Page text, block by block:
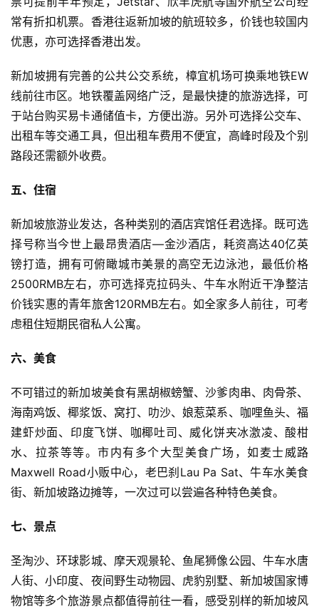
常有折扣机票。香港往返新加坡的航班较多，价钱也较国内
优惠，亦可选择香港出发。
新加坡拥有完善的公共公交系统，樟宜机场可换乘地铁EW
线前往市区。地铁覆盖网络广泛，是最快捷的旅游选择，可
于站台购买易卡通储值卡，方便出游。另外可选择公交车、
出租车等交通工具，但出租车费用不便宜，高峰时段及个别
路段还需额外收费。
五、住宿
新加坡旅游业发达，各种类别的酒店宾馆任君选择。既可选
择号称当今世上最昂贵酒店—金沙酒店，耗资高达40亿英
镑打造，拥有可俯瞰城市美景的高空无边泳池，最低价格
2500RMB左右，亦可选择克拉码头、牛车水附近干净整洁
价钱实惠的青年旅舍120RMB左右。如全家多人前往，可考
虑租住短期民宿私人公寓。
六、美食
不可错过的新加坡美食有黑胡椒螃蟹、沙爹肉串、肉骨茶、
海南鸡饭、椰浆饭、窝打、叻沙、娘惹菜系、咖哩鱼头、福
建虾炒面、印度飞饼、咖椰吐司、威化饼夹冰激凌、酸柑
水、拉茶等等。市内有多个大型美食广场，如麦士威路
Maxwell Road小贩中心，老巴刹Lau Pa Sat、牛车水美食
街、新加坡路边摊等，一次过可以尝遍各种特色美食。
七、景点
圣淘沙、环球影城、摩天观景轮、鱼尾狮像公园、牛车水唐
人街、小印度、夜间野生动物园、虎豹别墅、新加坡国家博
物馆等多个旅游景点都值得前往一看，感受别样的新加坡风